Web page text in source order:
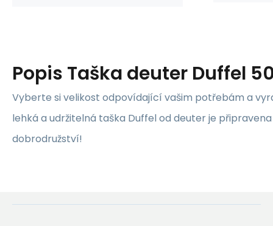
Popis Taška deuter Duffel
Vyberte si velikost odpovídající vašim potřebám a
lehká a udržitelná taška Duffel od deuter je
dobrodružství!